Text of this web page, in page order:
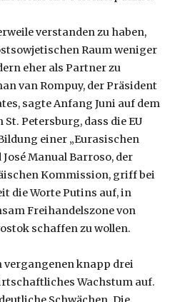
verstanden zu haben,
Raum weniger
eher als Partner zu
van Rompuy, der Präsident
sagte Anfang Juni auf dem
Petersburg, dass die EU
einer „Eurasischen
Manual Barroso, der
Kommission, griff bei
die Worte Putins auf, in
Freihandelszone von
schaffen zu wollen.
vergangenen knapp drei
Wachstum auf.